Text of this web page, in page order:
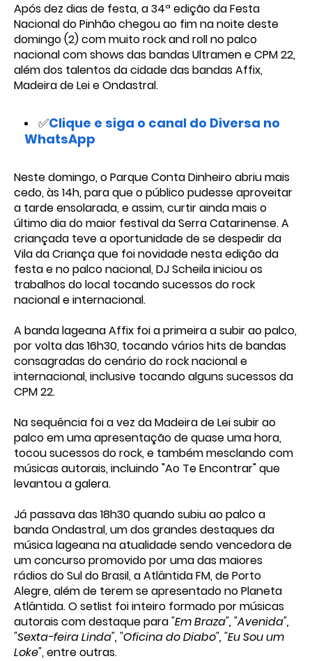
Após dez dias de festa, a 34ª edição da Festa
Nacional do Pinhão chegou ao fim na noite deste
domingo (2) com muito rock and roll no palco
nacional com shows das bandas Ultramen e CPM 22,
além dos talentos da cidade das bandas Affix,
Madeira de Lei e Ondastral.
✅Clique e siga o canal do Diversa no
WhatsApp
Neste domingo, o Parque Conta Dinheiro abriu mais
cedo, às 14h, para que o público pudesse aproveitar
a tarde ensolarada, e assim, curtir ainda mais o
último dia do maior festival da Serra Catarinense. A
criançada teve a oportunidade de se despedir da
Vila da Criança que foi novidade nesta edição da
festa e no palco nacional, DJ Scheila iniciou os
trabalhos do local tocando sucessos do rock
nacional e internacional.
A banda lageana Affix foi a primeira a subir ao palco,
por volta das 16h30, tocando vários hits de bandas
consagradas do cenário do rock nacional e
internacional, inclusive tocando alguns sucessos da
CPM 22.
Na sequência foi a vez da Madeira de Lei subir ao
palco em uma apresentação de quase uma hora,
tocou sucessos do rock, e também mesclando com
músicas autorais, incluindo "Ao Te Encontrar" que
levantou a galera.
Já passava das 18h30 quando subiu ao palco a
banda Ondastral, um dos grandes destaques da
música lageana na atualidade sendo vencedora de
um concurso promovido por uma das maiores
rádios do Sul do Brasil, a Atlântida FM, de Porto
Alegre, além de terem se apresentado no Planeta
Atlântida. O setlist foi inteiro formado por músicas
autorais com destaque para"Em Braza", "Avenida",
"Sexta-feira Linda", "Oficina do Diabo", "Eu Sou um
Loke", entre outras.